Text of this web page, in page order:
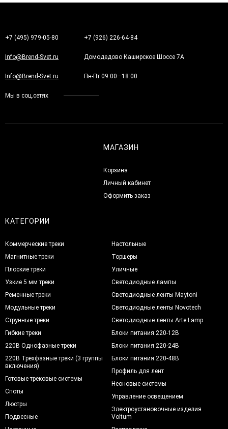
+7 (495) 979-05-80 +7 (926) 226-64-84
Info@Brend-Svet.ru Домодедово Каширское Шоссе 7А
Info@Brend-Svet.ru Пн-Пт 09:00—18:00
Мы в соц.сетях
МАГАЗИН
Корзина
Личный кабинет
Оформить заказ
КАТЕГОРИИ
Коммерческие треки
Магнитные треки
Плоские треки
Узкие 5 мм треки
Ременные треки
Модульные треки
Струнные треки
Гибкие треки
220В Однофазные треки
220В Трехфазные треки (3 группы
включения)
Готовые трековые системы
Споты
Люстры
Подвесные
Настольные
Торшеры
Уличные
Светодиодные лампы
Светодиодные ленты Maytoni
Светодиодные ленты Novotech
Светодиодные ленты Arte Lamp
Блоки питания 220-12В
Блоки питания 220-24В
Блоки питания 220-48В
Профиль для лент
Неоновые системы
Управление освещением
Электроустановочные изделия
Voltum